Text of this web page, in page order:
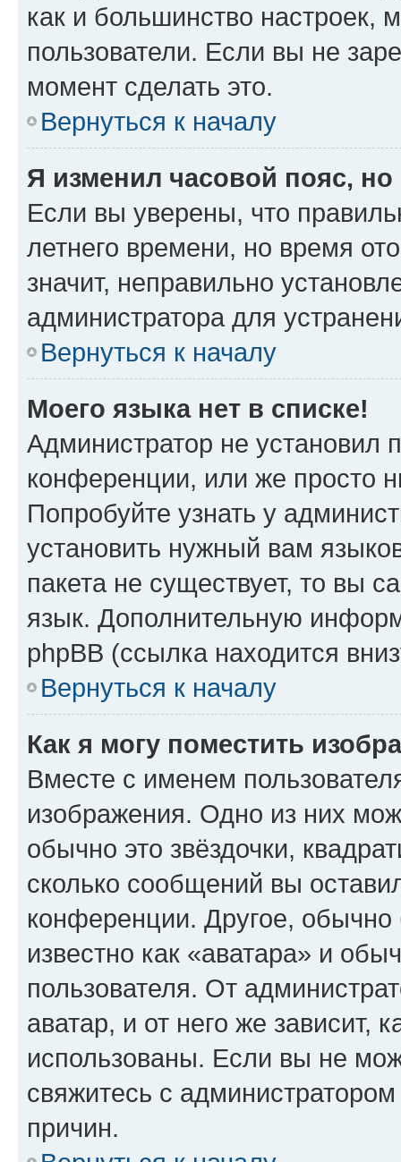
как и большинство настроек,
пользователи. Если вы не
момент сделать это.
Вернуться к началу
Я изменил часовой пояс,
Если вы уверены, что
летнего времени, но время
значит, неправильно
администратора для
Вернуться к началу
Моего языка нет в списке!
Администратор не установил
конференции, или же просто
Попробуйте узнать у
установить нужный вам
пакета не существует, то вы
язык. Дополнительную
phpBB (ссылка находится
Вернуться к началу
Как я могу поместить
Вместе с именем
изображения. Одно из них
обычно это звёздочки,
сколько сообщений вы
конференции. Другое,
известно как «аватара» и
пользователя. От
аватар, и от него же зависит,
использованы. Если вы не
свяжитесь с
причин.